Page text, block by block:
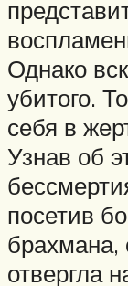
Однако
убитого.
себя в
Узнав об
посетив
брахмана,
отвергла